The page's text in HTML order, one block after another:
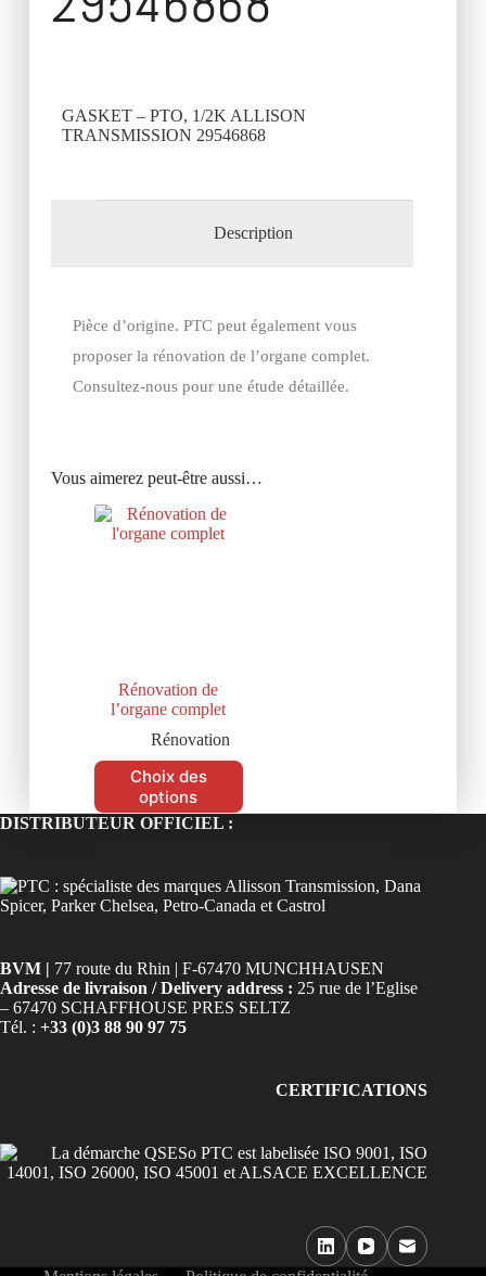
GASKET – PTO, 1/2K ALLISON
TRANSMISSION 29546868
Description
Pièce d’origine. PTC peut également vous
proposer la rénovation de l’organe complet.
Consultez-nous pour une étude détaillée.
Vous aimerez peut-être aussi…
Rénovation de
l’organe complet
Rénovation
Choix des
options
DISTRIBUTEUR OFFICIEL :
BVM | 77 route du Rhin | F-67470 MUNCHHAUSEN
Adresse de livraison / Delivery address : 25 rue de l’Eglise
– 67470 SCHAFFHOUSE PRES SELTZ
Tél. : +33 (0)3 88 90 97 75
CERTIFICATIONS